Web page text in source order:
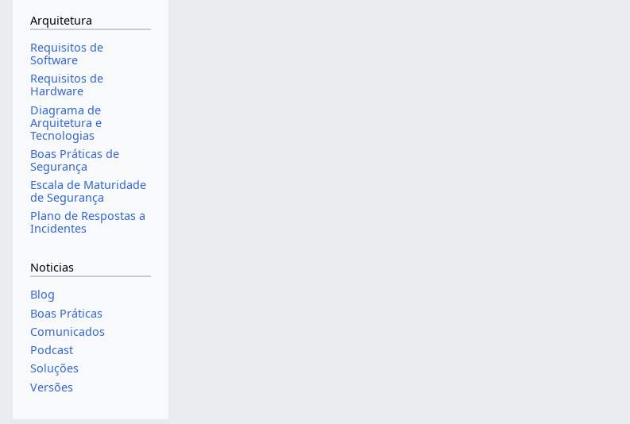
Arquitetura
Requisitos de
Software
Requisitos de
Hardware
Diagrama de
Arquitetura e
Tecnologias
Boas Práticas de
Segurança
Escala de Maturidade
de Segurança
Plano de Respostas a
Incidentes
Noticias
Blog
Boas Práticas
Comunicados
Podcast
Soluções
Versões